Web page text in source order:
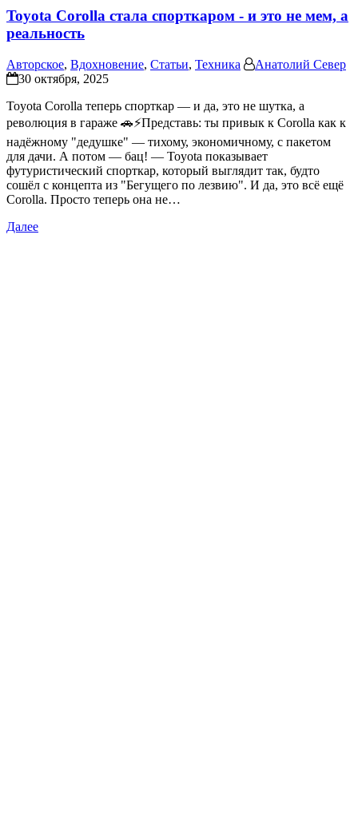
Toyota Corolla стала спорткаром - и это не мем, а
реальность
Авторское, Вдохновение, Статьи, Техника
Анатолий Север
30 октября, 2025
Toyota Corolla теперь спорткар — и да, это не шутка, а
революция в гараже 🚗⚡️Представь: ты привык к Corolla как к
надёжному "дедушке" — тихому, экономичному, с пакетом
для дачи. А потом — бац! — Toyota показывает
футуристический спорткар, который выглядит так, будто
сошёл с концепта из "Бегущего по лезвию". И да, это всё ещё
Corolla. Просто теперь она не…
Далее